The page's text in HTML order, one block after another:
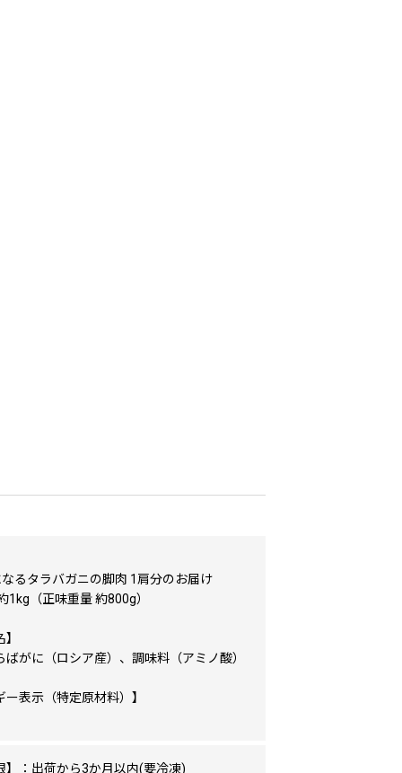
るタラバガニの脚肉 1肩分のお届け
（正味重量 約800g）
ばがに（ロシア産）、調味料（アミノ酸）
ー表示（特定原材料）】
】：出荷から3か月以内(要冷凍)